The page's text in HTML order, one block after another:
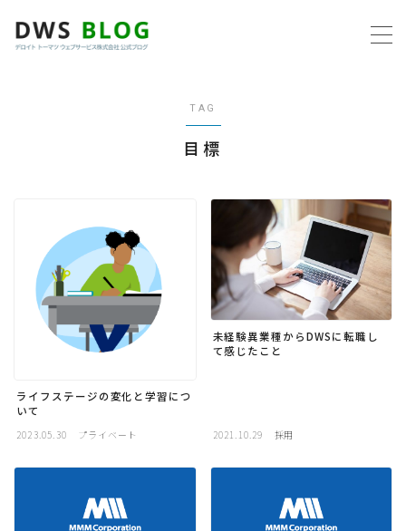
プログラミング
ビジネス
リモートワーク
TAG
目標
ライフステージの変化と学習につ
いて
2023.05.30 プライベート
未経験異業種からDWSに転職し
て感じたこと
2021.10.29 採用